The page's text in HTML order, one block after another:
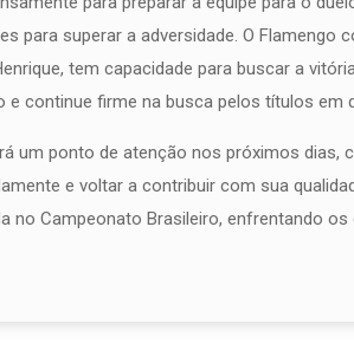
para superar a adversidade. O Flamengo
tem capacidade para buscar a
continue firme na busca pelos títulos em
um ponto de atenção nos próximos dias,
e voltar a contribuir com sua
no Campeonato Brasileiro, enfrentando